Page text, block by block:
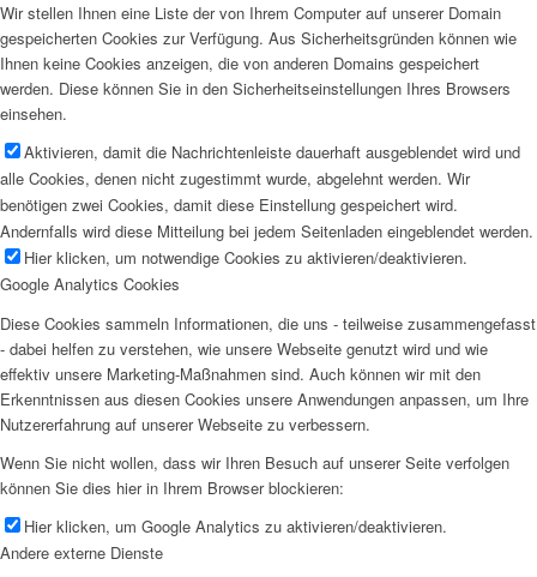
Wir stellen Ihnen eine Liste der von Ihrem Computer auf unserer Domain
gespeicherten Cookies zur Verfügung. Aus Sicherheitsgründen können wie
Ihnen keine Cookies anzeigen, die von anderen Domains gespeichert
werden. Diese können Sie in den Sicherheitseinstellungen Ihres Browsers
einsehen.
Aktivieren, damit die Nachrichtenleiste dauerhaft ausgeblendet wird und
alle Cookies, denen nicht zugestimmt wurde, abgelehnt werden. Wir
benötigen zwei Cookies, damit diese Einstellung gespeichert wird.
Andernfalls wird diese Mitteilung bei jedem Seitenladen eingeblendet werden.
Hier klicken, um notwendige Cookies zu aktivieren/deaktivieren.
Google Analytics Cookies
Diese Cookies sammeln Informationen, die uns - teilweise zusammengefasst
- dabei helfen zu verstehen, wie unsere Webseite genutzt wird und wie
effektiv unsere Marketing-Maßnahmen sind. Auch können wir mit den
Erkenntnissen aus diesen Cookies unsere Anwendungen anpassen, um Ihre
Nutzererfahrung auf unserer Webseite zu verbessern.
Wenn Sie nicht wollen, dass wir Ihren Besuch auf unserer Seite verfolgen
können Sie dies hier in Ihrem Browser blockieren:
Hier klicken, um Google Analytics zu aktivieren/deaktivieren.
Andere externe Dienste